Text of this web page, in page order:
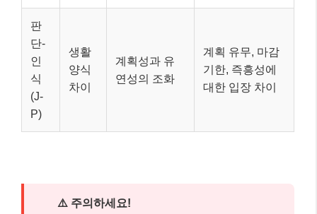
판
단-
인
식
(J-
P)
생활
양식
차이
계획성과 유
연성의 조화
계획 유무, 마감
기한, 즉흥성에
대한 입장 차이
⚠️ 주의하세요!